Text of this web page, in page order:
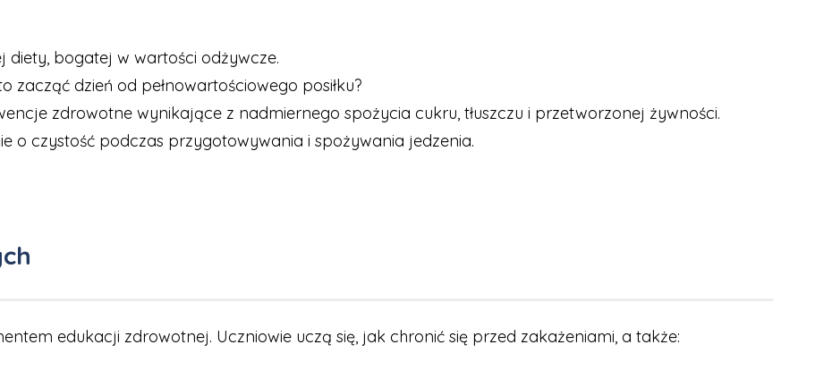
diety, bogatej w wartości odżywcze.
zacząć dzień od pełnowartościowego posiłku?
zdrowotne wynikające z nadmiernego spożycia cukru, tłuszczu i przetworzonej żywności.
o czystość podczas przygotowywania i spożywania jedzenia.
edukacji zdrowotnej. Uczniowie uczą się, jak chronić się przed zakażeniami, a także: